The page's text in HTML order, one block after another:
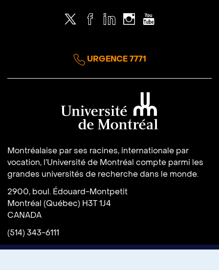
Twitter Facebook
LinkedInInstagramYoutube
URGENCE 7771
Montréalaise par ses racines, internationale par
vocation, l’Université de Montréal compte parmi les
grandes universités de recherche dans le monde.
2900, boul. Édouard-Montpetit
Montréal (Québec) H3T 1J4
CANADA
(514) 343-6111